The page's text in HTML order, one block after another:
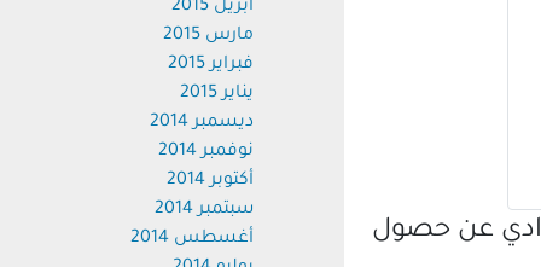
عن حصول
أبريل 2015
مارس 2015
فبراير 2015
يناير 2015
ديسمبر 2014
نوفمبر 2014
أكتوبر 2014
سبتمبر 2014
أغسطس 2014